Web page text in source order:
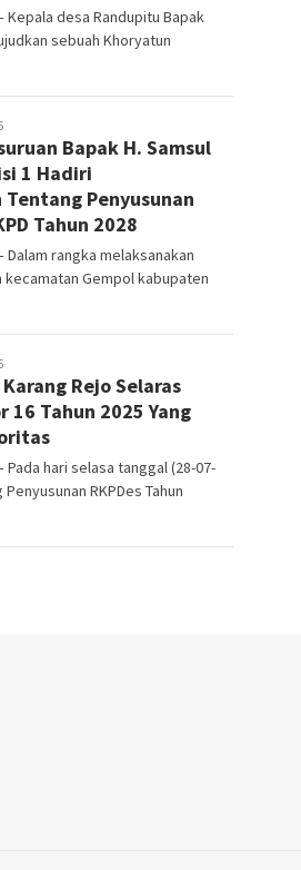
desa Randupitu Bapak
sebuah Khoryatun
Bapak H. Samsul
1 Hadiri
Penyusunan
Tahun 2028
rangka melaksanakan
Gempol kabupaten
Rejo Selaras
16 Tahun 2025 Yang
hari selasa tanggal (28-07-
RKPDes Tahun